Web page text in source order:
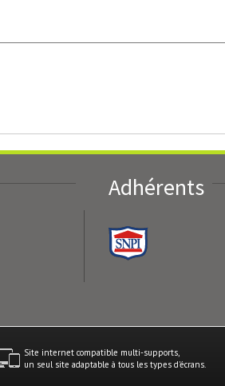
Adhérents
Site internet compatible multi-supports,
un seul site adaptable à tous les types d'écrans.